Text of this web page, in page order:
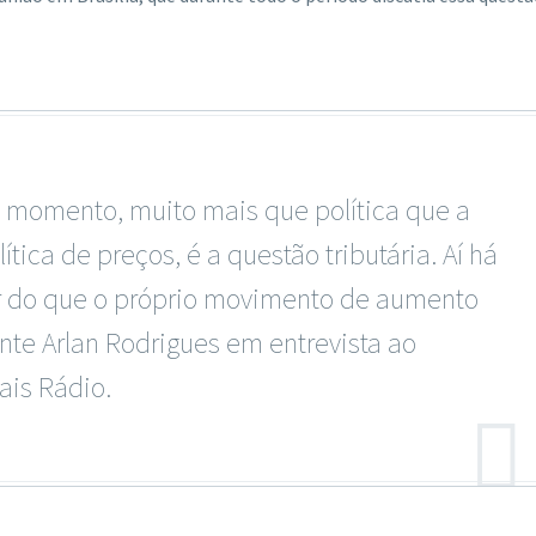
momento, muito mais que política que a
de preços, é a questão tributária. Aí há
que o próprio movimento de aumento
Arlan Rodrigues em entrevista ao
Rádio.